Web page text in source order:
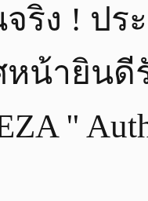
ริง ! ปร
หน้ายินดี
''